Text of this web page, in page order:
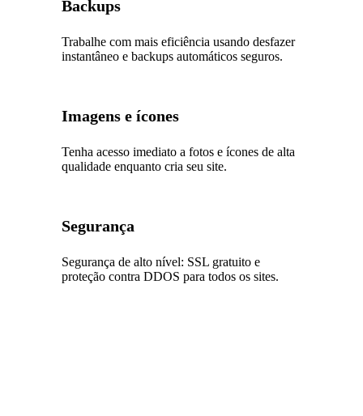
Backups
Trabalhe com mais eficiência usando desfazer
instantâneo e backups automáticos seguros.
Imagens e ícones
Tenha acesso imediato a fotos e ícones de alta
qualidade enquanto cria seu site.
Segurança
Segurança de alto nível: SSL gratuito e
proteção contra DDOS para todos os sites.